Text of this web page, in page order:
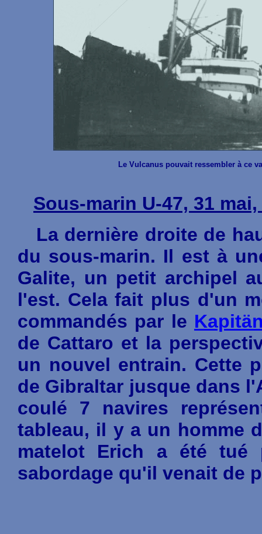
Le Vulcanus pouvait ressembler à ce
Sous-marin U-47, 31
La dernière droite de
du sous-marin. Il est à
Galite, un petit archipel
l'est. Cela fait plus d'un
commandés par le
de Cattaro et la
un nouvel entrain. Cette
de Gibraltar jusque dans
coulé 7 navires
tableau, il y a un homme
matelot Erich a été tué
sabordage qu'il venait de